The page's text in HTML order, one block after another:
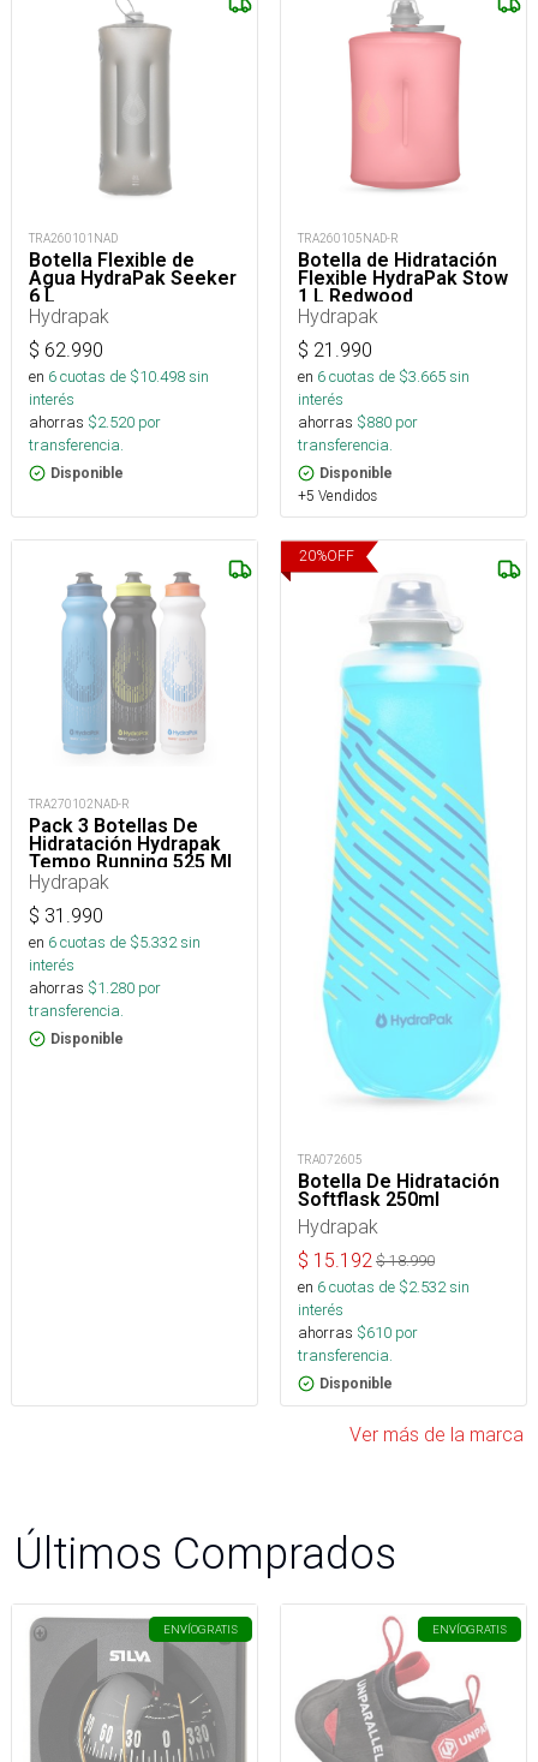
TRA260101NAD
Botella Flexible de
Agua HydraPak Seeker
6 L
Hydrapak
$ 62.990
en 6cuotas de $10.498sin
interés
ahorras $2.520 por
transferencia.
Disponible
TRA260105NAD-R
Botella de Hidratación
Flexible HydraPak Stow
1 L Redwood
Hydrapak
$ 21.990
en 6cuotas de $3.665sin
interés
ahorras $880 por
transferencia.
Disponible
+5 Vendidos
TRA270102NAD-R
Pack 3 Botellas De
Hidratación Hydrapak
Tempo Running 525 Ml
Hydrapak
$ 31.990
en 6cuotas de $5.332sin
interés
ahorras $1.280 por
transferencia.
Disponible
20%OFF
TRA072605
Botella De Hidratación
Softflask 250ml
Hydrapak
$ 15.192 $18.990
en 6cuotas de $2.532sin
interés
ahorras $610 por
transferencia.
Disponible
Ver más de la marca
Últimos Comprados
ENVÍOGRATIS ENVÍOGRATIS